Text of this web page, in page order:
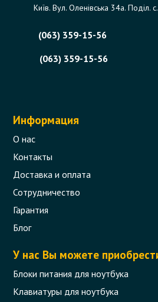
Київ. Вул. Оленівська 34а. Поділ.
(063) 359-15-56
(063) 359-15-56
Информация
О нас
Контакты
Доставка и оплата
Сотрудничество
Гарантия
Блог
У нас Вы можете
Блоки питания для ноутбука
Клавиатуры для ноутбука